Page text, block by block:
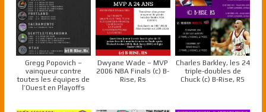
Gregg Popovich –
vainqueur contre
toutes les équipes de
l’Ouest en Playoffs
Dwyane Wade – MVP
2006 NBA Finals (c) B-
Rise, Rs
Charles Barkley, les 24
triple-doubles de
Chuck (c) B-Rise, RS